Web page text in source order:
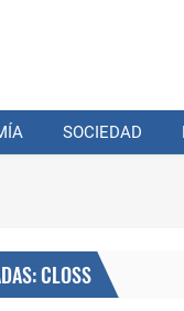
SOCIEDAD
CLOSS